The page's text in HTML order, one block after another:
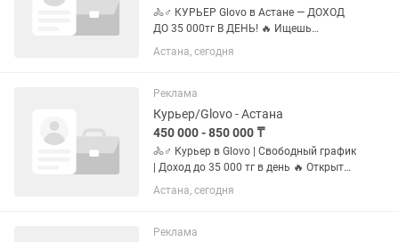
🚴♂️ КУРЬЕР Glovo в Астане — ДОХОД
ДО 35 000тг В ДЕНЬ! 🔥 Ищешь
стабильный заработок? Открыт набор
курьеров в Glovo 📍 Требуются: • Авто
• Пешие 💸 Доход: • 20...
Астана, сегодня
Реклама
Курьер/Glovo - Астана
450 000 - 850 000 ₸
🚴♂️ Курьер в Glovo | Свободный график
| Доход до 35 000 тг в день 🔥 Открыт
набор курьеров в Glovo! Ищете работу
с гибким графиком и ежедневным
команде курьеров Glovo и...
Астана, сегодня
Реклама